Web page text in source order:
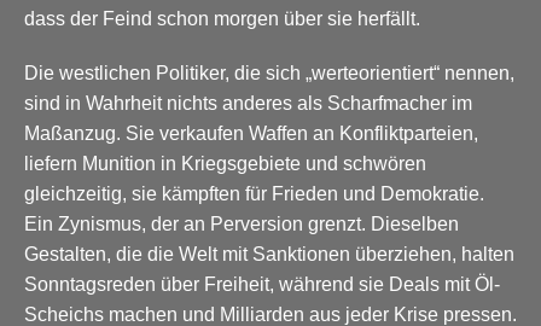
dass der Feind schon morgen über sie herfällt.
Die westlichen Politiker, die sich „werteorientiert“ nennen,
sind in Wahrheit nichts anderes als Scharfmacher im
Maßanzug. Sie verkaufen Waffen an Konfliktparteien,
liefern Munition in Kriegsgebiete und schwören
gleichzeitig, sie kämpften für Frieden und Demokratie.
Ein Zynismus, der an Perversion grenzt. Dieselben
Gestalten, die die Welt mit Sanktionen überziehen, halten
Sonntagsreden über Freiheit, während sie Deals mit Öl-
Scheichs machen und Milliarden aus jeder Krise pressen.